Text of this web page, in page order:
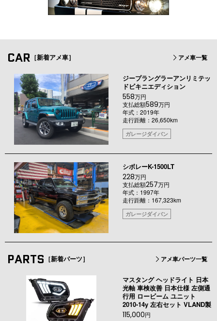
CAR ［新着アメ車］ アメ車一覧
ジープラングラーアンリミテッ
ドビキニエディション
558万円
支払総額589万円
年式：2019年
走行距離：26,650km
ガレージダイバン
シボレーK-1500LT
228万円
支払総額257万円
年式：1997年
走行距離：167,323km
ガレージダイバン
PARTS ［新着パーツ］ アメ車パーツ一覧
マスタング ヘッドライト 日本
光軸 車検改善 日本仕様 左側通
行用 ロービーム ユニット
2010-14y 左右セット VLAND製
115,000円